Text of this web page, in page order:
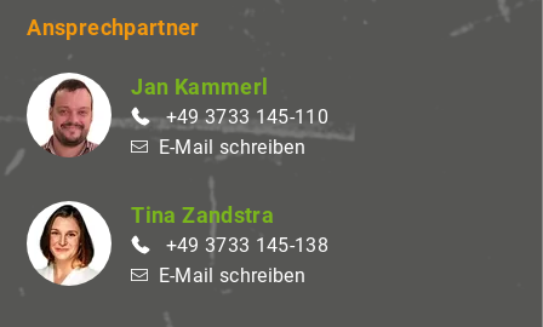
Ansprechpartner
Jan Kammerl
+49 3733 145-110
E-Mail schreiben
Tina Zandstra
+49 3733 145-138
E-Mail schreiben